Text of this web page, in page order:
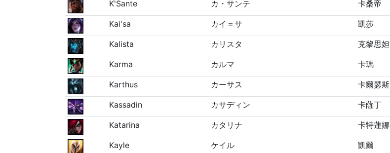
K'Sante カ・サンテ 卡桑帝
Kai'sa カイ＝サ 凱莎
Kalista カリスタ 克黎思妲
Karma カルマ 卡瑪
Karthus カーサス 卡爾瑟斯
Kassadin カサディン 卡薩丁
Katarina カタリナ 卡特蓮娜
Kayle ケイル 凱爾